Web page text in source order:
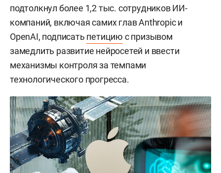
подтолкнул более 1,2 тыс. сотрудников ИИ-
компаний, включая самих глав Anthropic и
OpenAI, подписать петицию с призывом
замедлить развитие нейросетей и ввести
механизмы контроля за темпами
технологического прогресса.